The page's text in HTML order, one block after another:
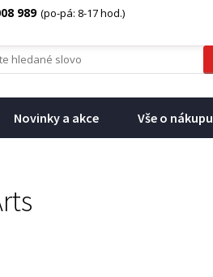
989 (po-pá: 8-17 hod.)
Novinky a akce Vše o nákupu